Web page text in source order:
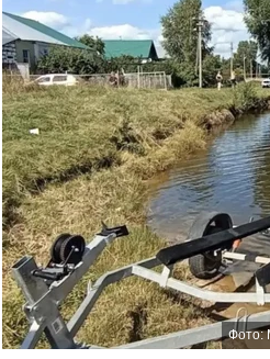
Фото: